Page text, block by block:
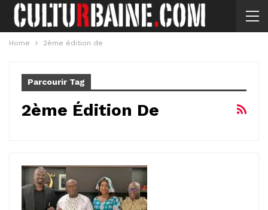
Home 2ème édition de
Parcourir Tag
2ème Édition De